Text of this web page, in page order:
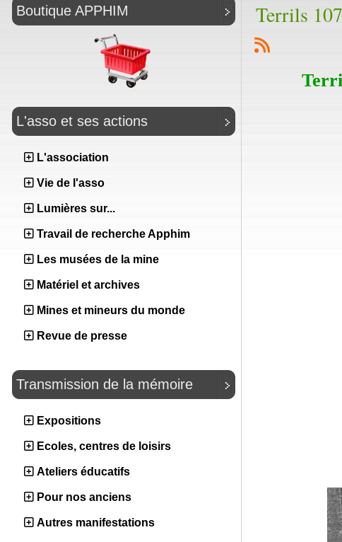
Boutique APPHIM
L'asso et ses actions
L'association
Vie de l'asso
Lumières sur...
Travail de recherche Apphim
Les musées de la mine
Matériel et archives
Mines et mineurs du monde
Revue de presse
Transmission de la mémoire
Expositions
Ecoles, centres de loisirs
Ateliers éducatifs
Pour nos anciens
Autres manifestations
Terrils